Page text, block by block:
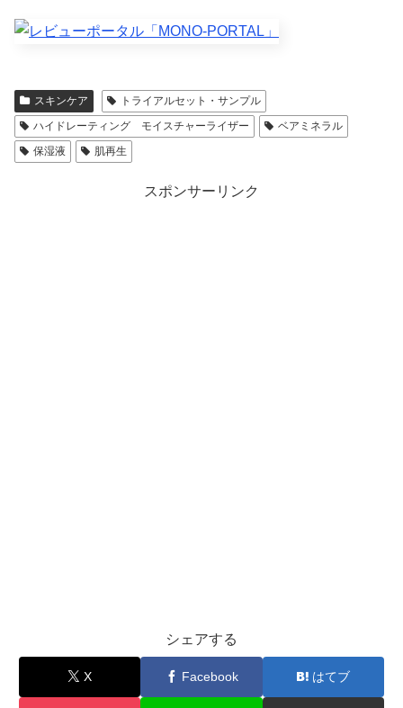
スキンケア
トライアルセット・サンプル
ハイドレーティング モイスチャーライザー
ベアミネラル
保湿液
肌再生
スポンサーリンク
シェアする
X Facebook はてブ